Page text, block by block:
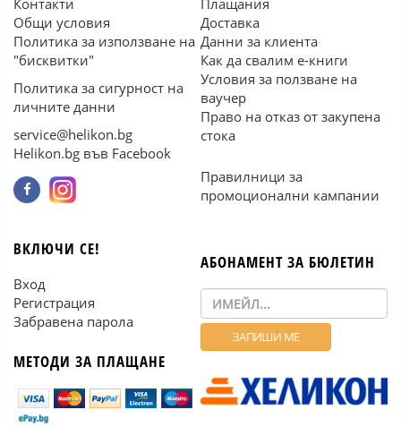
Контакти
Общи условия
Политика за използване на
"бисквитки"
Политика за сигурност на
личните данни
service@helikon.bg
Helikon.bg във Facebook
Плащания
Доставка
Данни за клиента
Как да свалим е-книги
Условия за ползване на
ваучер
Право на отказ от закупена
стока
Правилници за
промоционални кампании
ВКЛЮЧИ СЕ!
Вход
Регистрация
Забравена парола
МЕТОДИ ЗА ПЛАЩАНЕ
АБОНАМЕНТ ЗА БЮЛЕТИН